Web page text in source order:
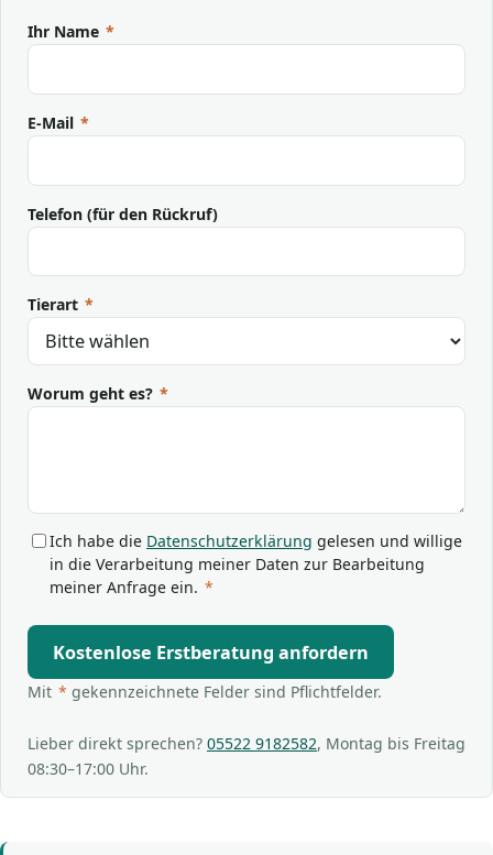
Ihr Name *
E-Mail *
Telefon (für den Rückruf)
Tierart *
Worum geht es? *
Ich habe die Datenschutzerklärung gelesen und willige
in die Verarbeitung meiner Daten zur Bearbeitung
meiner Anfrage ein. *
Kostenlose Erstberatung anfordern
Mit * gekennzeichnete Felder sind Pflichtfelder.
Lieber direkt sprechen? 05522 9182582, Montag bis Freitag
08:30–17:00 Uhr.